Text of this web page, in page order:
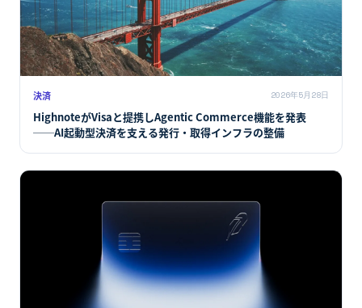
決済 2026年5月28日
HighnoteがVisaと提携しAgentic Commerce機能を発表
──AI起動型決済を支える発行・取得インフラの整備